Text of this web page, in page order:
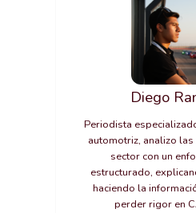
Diego
Periodista
automotriz, analizo
sector con un
estructurado,
haciendo la
perder rigor en